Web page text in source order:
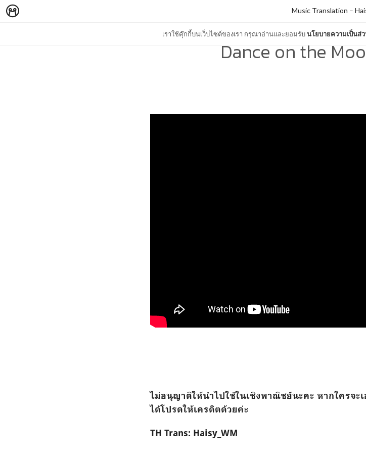
เราใช้คุ๊กกี้บนเว็บไซต์ของเรา กรุณาอ่านและยอมรับนโยบายความเป็นส่
Music Translation –
Dance on the
ไม่อนุญาติให้นำไปใช้ในเชิงพาณิชย์นะคะ หากใครจะ
ได้โปรดให้เครดิตด้วยค่ะ
TH Trans: Haisy_WM